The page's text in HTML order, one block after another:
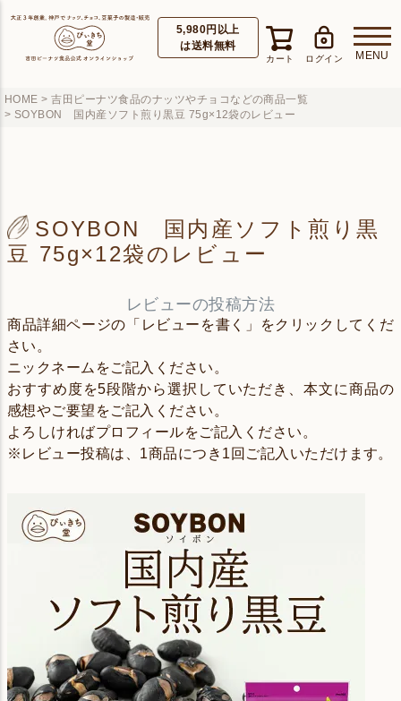
5,980円以上
は送料無料
HOME
吉田ピーナツ食品のナッツやチョコなどの商品一覧
SOYBON 国内産ソフト煎り黒豆 75g×12袋のレビュー
SOYBON 国内産ソフト煎り黒
豆 75g×12袋のレビュー
レビューの投稿方法
商品詳細ページの「レビューを書く」をクリックしてくだ
さい。
ニックネームをご記入ください。
おすすめ度を5段階から選択していただき、本文に商品の
感想やご要望をご記入ください。
よろしければプロフィールをご記入ください。
※レビュー投稿は、1商品につき1回ご記入いただけます。